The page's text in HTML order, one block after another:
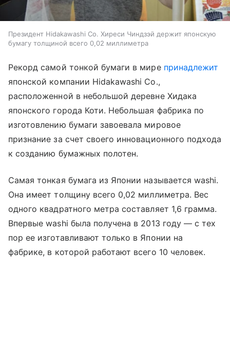
Президент Hidakawashi Co. Хиреси Чиндзэй держит японскую
бумагу толщиной всего 0,02 миллиметра
Рекорд самой тонкой бумаги в мире принадлежит
японской компании Hidakawashi Co.,
расположенной в небольшой деревне Хидака
японского города Коти. Небольшая фабрика по
изготовлению бумаги завоевала мировое
признание за счет своего инновационного подхода
к созданию бумажных полотен.
Самая тонкая бумага из Японии называется washi.
Она имеет толщину всего 0,02 миллиметра. Вес
одного квадратного метра составляет 1,6 грамма.
Впервые washi была получена в 2013 году — с тех
пор ее изготавливают только в Японии на
фабрике, в которой работают всего 10 человек.